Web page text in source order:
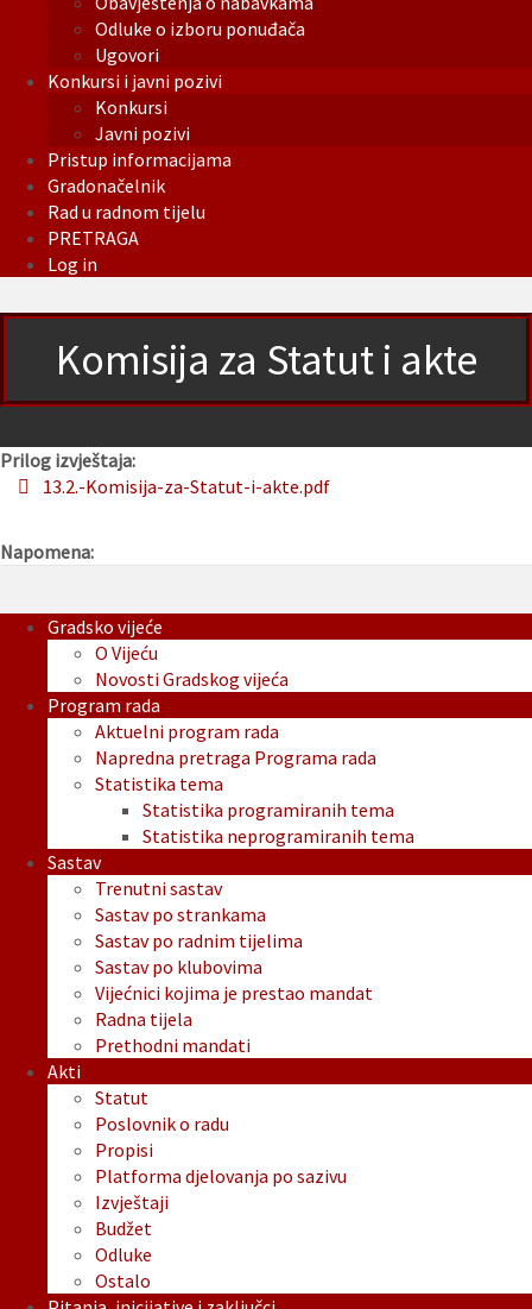
Odluke o izboru ponuđača
Ugovori
Konkursi i javni pozivi
Konkursi
Javni pozivi
Pristup informacijama
Gradonačelnik
Rad u radnom tijelu
PRETRAGA
Log in
Komisija za Statut i akte
Prilog izvještaja:
13.2.-Komisija-za-Statut-i-akte.pdf
Napomena:
Gradsko vijeće
O Vijeću
Novosti Gradskog vijeća
Program rada
Aktuelni program rada
Napredna pretraga Programa rada
Statistika tema
Statistika programiranih tema
Statistika neprogramiranih tema
Sastav
Trenutni sastav
Sastav po strankama
Sastav po radnim tijelima
Sastav po klubovima
Vijećnici kojima je prestao mandat
Radna tijela
Prethodni mandati
Akti
Statut
Poslovnik o radu
Propisi
Platforma djelovanja po sazivu
Izvještaji
Budžet
Odluke
Ostalo